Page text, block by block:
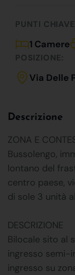
PUNTI
1 Camere
POSIZIONE:
Via Delle
Descrizione
ZONA E
Bussolengo,
lontano del
centro paese,
di sole 3 unità
DESCRIZIONE
Bilocale sito al
ingresso semi-
ingresso su